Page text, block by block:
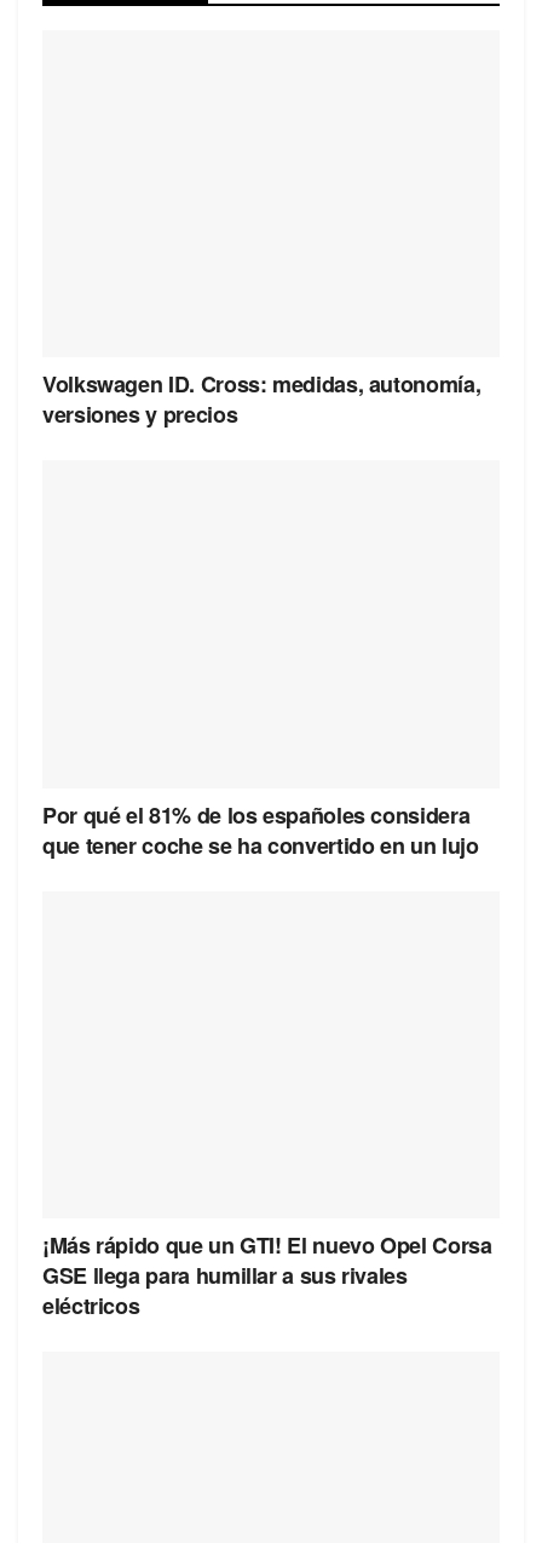
Volkswagen ID. Cross: medidas, autonomía,
versiones y precios
Por qué el 81% de los españoles considera
que tener coche se ha convertido en un lujo
¡Más rápido que un GTI! El nuevo Opel Corsa
GSE llega para humillar a sus rivales
eléctricos